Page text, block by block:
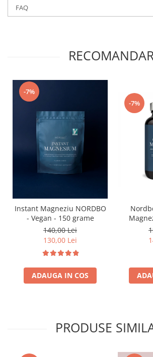
FAQ
-7%
Instant Magneziu NORDBO
- Vegan - 150 grame
140,00 Lei
130,00 Lei
ADAUGA IN COS
-7%
PRODUSE